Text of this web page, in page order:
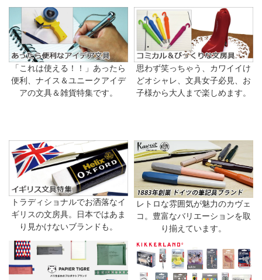
「これは使える！！」あったら
便利、ナイス＆ユニークアイデ
アの文具＆雑貨特集です。
思わず笑っちゃう、カワイイけ
どオシャレ、文具女子必見、お
子様から大人まで楽しめます。
トラディショナルでお洒落なイ
ギリスの文房具。日本ではあま
り見かけないブランドも。
レトロな雰囲気が魅力のカヴェ
コ。豊富なバリエーションを取
り揃えています。